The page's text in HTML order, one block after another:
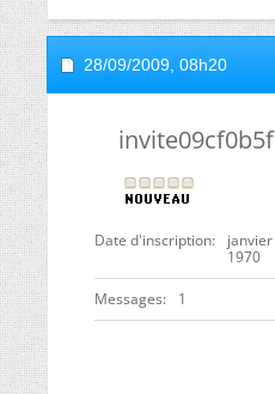
28/09/2009, 08h20
invite09cf0b5f
Date d'inscription
janvier
1970
Messages 1